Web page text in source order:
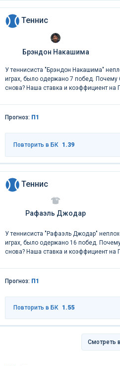
Теннис
Брэндон Накашима
У теннисиста "Брэндон Накашима"
играх, было одержано 7 побед. Почему
снова? Наша ставка и коэффициент на
Прогноз: П1
Повторить в БК 1.39
Теннис
Рафаэль Джодар
У теннисиста "Рафаэль Джодар"
играх, было одержано 16 побед.
снова? Наша ставка и коэффициент на
Прогноз: П1
Повторить в БК 1.55
Смотреть